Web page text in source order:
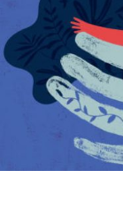
ಕವಿತೆ-
ಚೈತನ್ಯ….